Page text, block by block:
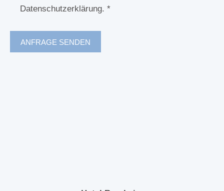
Datenschutzerklärung. *
ANFRAGE SENDEN